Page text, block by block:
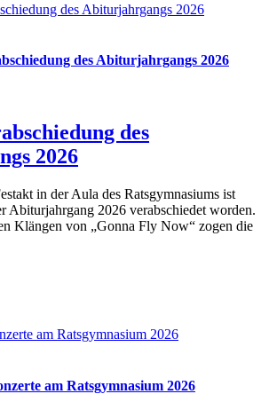
des Abiturjahrgangs 2026
des Abiturjahrgangs 2026
des
2026
in der Aula des Ratsgymnasiums ist
Abiturjahrgang 2026 verabschiedet worden.
Klängen von „Gonna Fly Now“ zogen die
am Ratsgymnasium 2026
am Ratsgymnasium 2026